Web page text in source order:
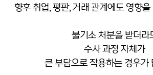
향후 취업, 평판, 거래 관계에도 영향
불기소 처분을 받더라
수사 과정 자체가
큰 부담으로 작용하는 경우가